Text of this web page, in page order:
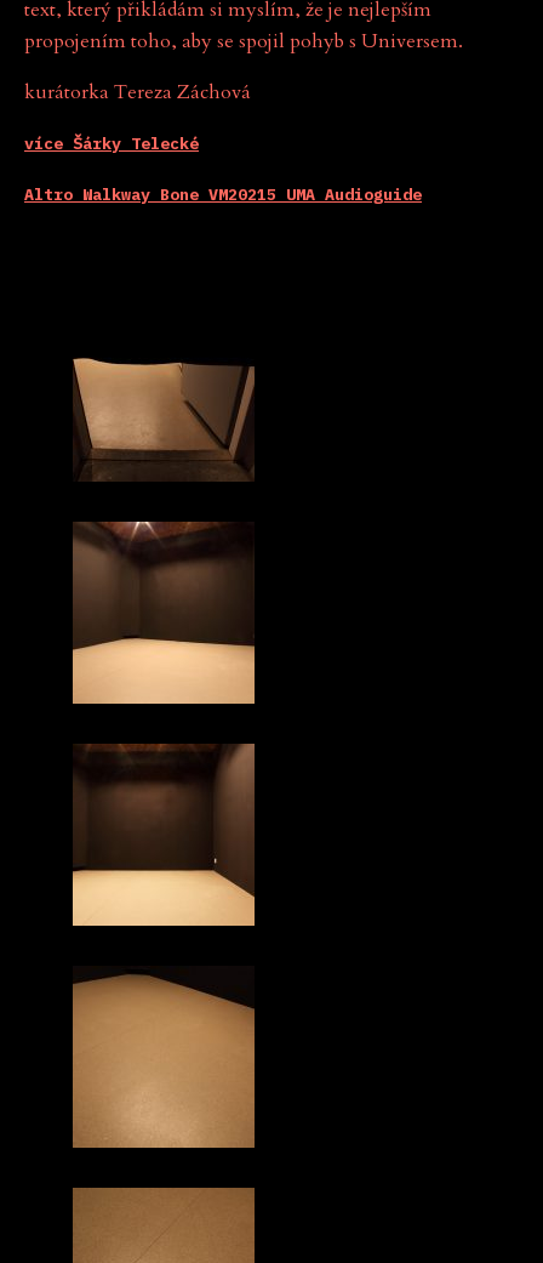
text, který přikládám si myslím, že je nejlepším
propojením toho, aby se spojil pohyb s Universem.
kurátorka Tereza Záchová
více Šárky Telecké
Altro Walkway Bone VM20215 UMA Audioguide